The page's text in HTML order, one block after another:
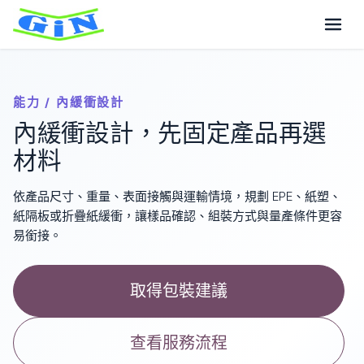
能力 / 內緩衝設計
內緩衝設計，先固定產品再選
材料
依產品尺寸、重量、表面接觸與運輸情境，規劃 EPE、紙塑、
紙隔板或折疊紙緩衝，讓樣品確認、組裝方式與量產條件更容
易銜接。
取得包裝建議
查看服務流程